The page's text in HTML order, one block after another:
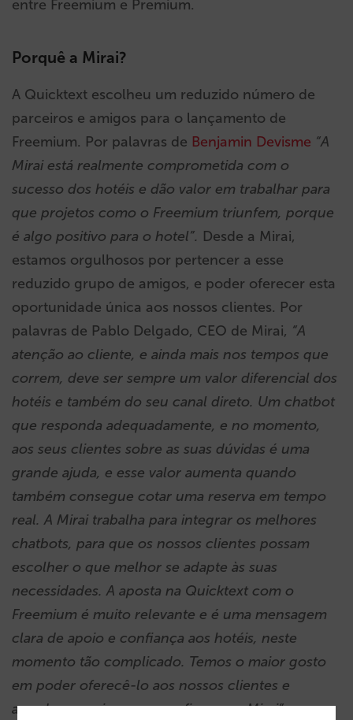
entre Freemium e Premium.
Porquê a Mirai?
A Quicktext escolheu um reduzido número de
parceiros e amigos para o lançamento de
Freemium. Por palavras de Benjamin Devisme “A
Mirai está realmente comprometida com o
sucesso dos hotéis e dão valor em trabalhar para
que projetos como o Freemium triunfem, porque
é algo positivo para o hotel”. Desde a Mirai,
estamos orgulhosos por pertencer a esse
reduzido grupo de amigos, e poder oferecer esta
oportunidade única aos nossos clientes. Por
palavras de Pablo Delgado, CEO de Mirai, “A
atenção ao cliente, e ainda mais nos tempos que
correm, deve ser sempre um valor diferencial dos
hotéis e também do seu canal direto. Um chatbot
que responda adequadamente, e no momento,
aos seus clientes sobre as suas dúvidas é uma
grande ajuda, e esse valor aumenta quando
também consegue cotar uma reserva em tempo
real. A Mirai trabalha para integrar os melhores
chatbots, para que os nossos clientes possam
escolher o que melhor se adapte às suas
necessidades. A aposta na Quicktext com o
Freemium é muito relevante e é uma mensagem
clara de apoio e confiança aos hotéis, neste
momento tão complicado. Temos o maior gosto
em poder oferecê-lo aos nossos clientes e
agradecer assim a sua confiança na Mirai”.